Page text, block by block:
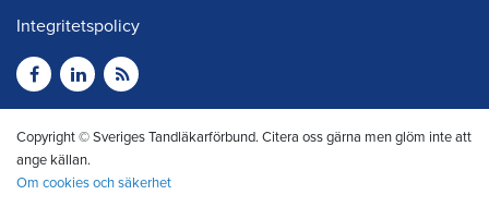
Integritetspolicy
Copyright © Sveriges Tandläkarförbund. Citera oss gärna men glöm inte att
ange källan.
Om cookies och säkerhet